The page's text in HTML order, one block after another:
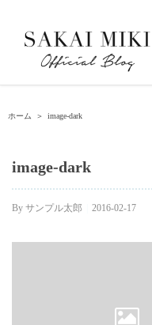
ホーム ＞ image-dark
image-dark
By サンプル太郎 2016-02-17